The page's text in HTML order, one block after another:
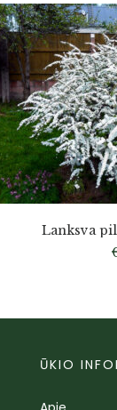
Lanksva
ŪKIO